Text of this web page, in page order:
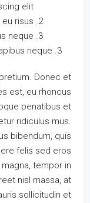
elit.
risus.
neque.
neque.
Donec et
est, eu rhoncus
penatibus et
ridiculus mus.
bibendum, quis
felis sed eros
tempor in
nisl massa, at
sollicitudin et.